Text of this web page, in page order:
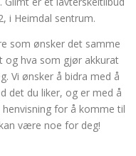
i Heimdal sentrum.
som ønsker det samme
og hva som gjør akkurat
Vi ønsker å bidra med å
det du liker, og er med å
for å komme til
være noe for deg!